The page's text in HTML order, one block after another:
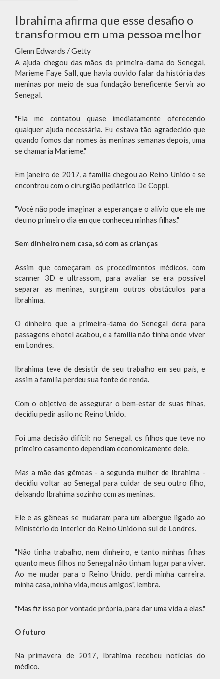
Ibrahima afirma que esse desafio o
transformou em uma pessoa melhor
Glenn Edwards / Getty
A ajuda chegou das mãos da primeira-dama do Senegal,
Marieme Faye Sall, que havia ouvido falar da história das
meninas por meio de sua fundação beneficente Servir ao
Senegal.
"Ela me contatou quase imediatamente oferecendo
qualquer ajuda necessária. Eu estava tão agradecido que
quando fomos dar nomes às meninas semanas depois, uma
se chamaria Marieme."
Em janeiro de 2017, a família chegou ao Reino Unido e se
encontrou com o cirurgião pediátrico De Coppi.
"Você não pode imaginar a esperança e o alívio que ele me
deu no primeiro dia em que conheceu minhas filhas."
Sem dinheiro nem casa, só com as crianças
Assim que começaram os procedimentos médicos, com
scanner 3D e ultrassom, para avaliar se era possível
separar as meninas, surgiram outros obstáculos para
Ibrahima.
O dinheiro que a primeira-dama do Senegal dera para
passagens e hotel acabou, e a família não tinha onde viver
em Londres.
Ibrahima teve de desistir de seu trabalho em seu país, e
assim a família perdeu sua fonte de renda.
Com o objetivo de assegurar o bem-estar de suas filhas,
decidiu pedir asilo no Reino Unido.
Foi uma decisão difícil: no Senegal, os filhos que teve no
primeiro casamento dependiam economicamente dele.
Mas a mãe das gêmeas - a segunda mulher de Ibrahima -
decidiu voltar ao Senegal para cuidar de seu outro filho,
deixando Ibrahima sozinho com as meninas.
Ele e as gêmeas se mudaram para um albergue ligado ao
Ministério do Interior do Reino Unido no sul de Londres.
"Não tinha trabalho, nem dinheiro, e tanto minhas filhas
quanto meus filhos no Senegal não tinham lugar para viver.
Ao me mudar para o Reino Unido, perdi minha carreira,
minha casa, minha vida, meus amigos", lembra.
"Mas fiz isso por vontade própria, para dar uma vida a elas."
O futuro
Na primavera de 2017, Ibrahima recebeu notícias do
médico.